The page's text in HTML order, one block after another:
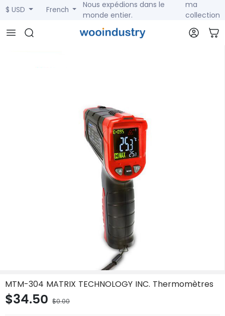
$ USD French
Nous expédions dans le
monde entier.
ma
collection
MTM-304 MATRIX TECHNOLOGY INC. Thermomètres
$34.50 $0.00